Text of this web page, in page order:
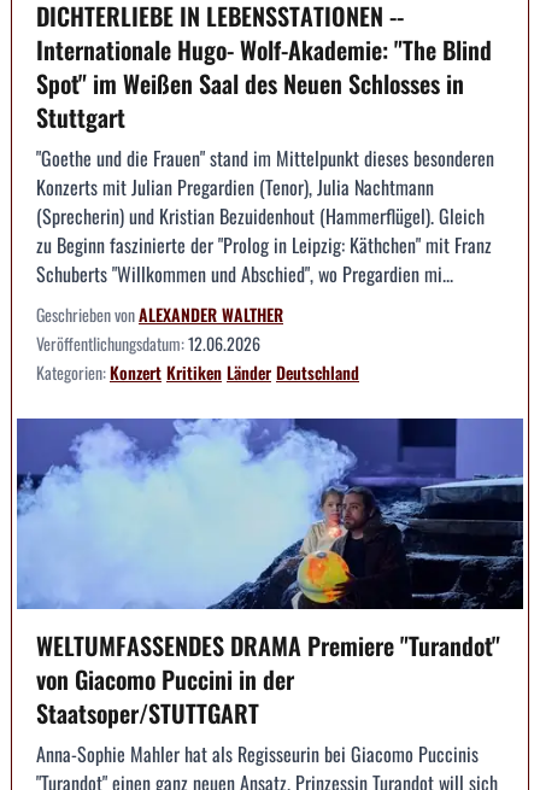
DICHTERLIEBE IN LEBENSSTATIONEN --
Internationale Hugo- Wolf-Akademie: "The Blind
Spot" im Weißen Saal des Neuen Schlosses in
Stuttgart
"Goethe und die Frauen" stand im Mittelpunkt dieses besonderen
Konzerts mit Julian Pregardien (Tenor), Julia Nachtmann
(Sprecherin) und Kristian Bezuidenhout (Hammerflügel). Gleich
zu Beginn faszinierte der "Prolog in Leipzig: Käthchen" mit Franz
Schuberts "Willkommen und Abschied", wo Pregardien mi...
Geschrieben vonALEXANDER WALTHER
Veröffentlichungsdatum:12.06.2026
Kategorien:KonzertKritikenLänderDeutschland
WELTUMFASSENDES DRAMA Premiere "Turandot"
von Giacomo Puccini in der
Staatsoper/STUTTGART
Anna-Sophie Mahler hat als Regisseurin bei Giacomo Puccinis
"Turandot" einen ganz neuen Ansatz. Prinzessin Turandot will sich